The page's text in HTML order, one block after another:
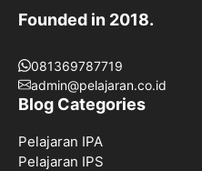
Founded in 2018.
081369787719
admin@pelajaran.co.id
Blog Categories
Pelajaran IPA
Pelajaran IPS